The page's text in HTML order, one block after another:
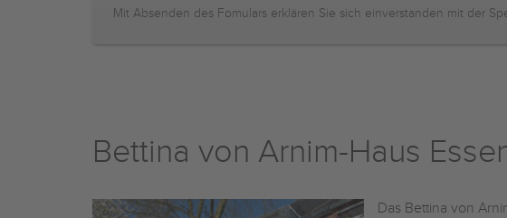
Mit Absenden des Fomulars erklären Sie sich einverstanden mit der
Bettina von Arnim-Haus
Das Bettina von